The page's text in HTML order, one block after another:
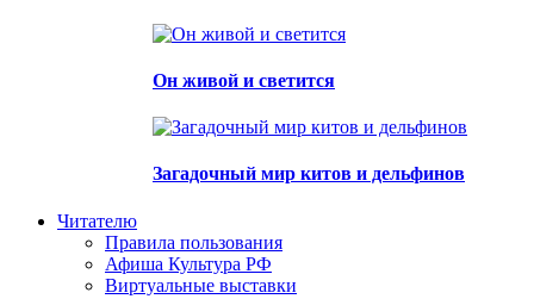
Он живой и светится
Загадочный мир китов и дельфинов
Читателю
Правила пользования
Афиша Культура РФ
Виртуальные выставки